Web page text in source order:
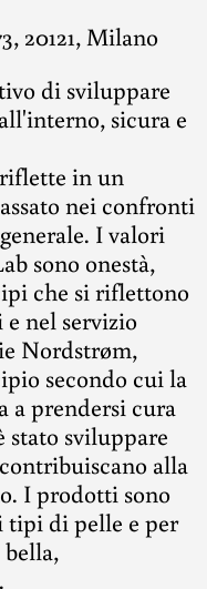
20121, Milano
di sviluppare
sicura e
in un
nei confronti
I valori
sono onestà,
che si riflettono
nel servizio
Nordstrøm,
secondo cui la
a prendersi cura
stato sviluppare
alla
I prodotti sono
tipi di pelle e per